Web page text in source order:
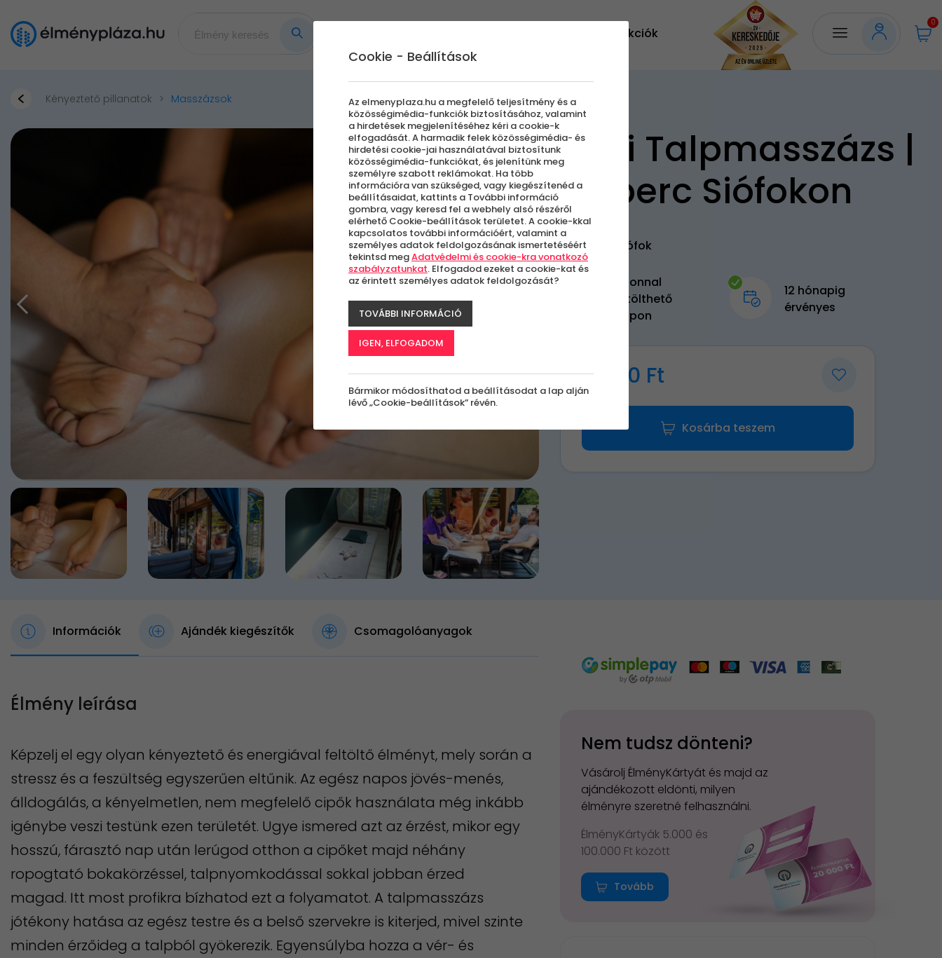
Akciók
0
Kényeztető pillanatok Masszázsok
Thai Talpmasszázs |
30 perc Siófokon
Siófok
Azonnal
letölthető
kupon
12 hónapig
érvényes
9 900 Ft
Kosárba teszem
Információk Ajándék kiegészítők Csomagolóanyagok
Élmény leírása
Képzelj el egy olyan kényeztető és energiával feltöltő élményt, mely során a
stressz és a feszültség egyszerűen eltűnik. Az egész napos jövés-menés,
álldogálás, a kényelmetlen, nem megfelelő cipők használata még inkább
igénybe veszi testünk ezen területét. Ugye ismered azt az érzést, mikor egy
hosszú, fárasztó nap után lerúgod otthon a cipőket majd néhány
ropogtató bokakörzéssel, talpnyomkodással sokkal jobban érzed
magad. Itt most profikra bízhatod ezt a folyamatot. A talpmasszázs
jótékony hatása az egész testre és a belső szervekre is kiterjed, mivel szinte
minden érzőideg a talpból gyökerezik. Egyensúlyba hozza a vér- és
Nem tudsz dönteni?
Vásárolj ÉlményKártyát és majd az
ajándékozott eldönti, milyen
élményre szeretné felhasználni.
ÉlményKártyák 5.000 és
100.000 Ft között
Tovább
Cookie - Beállítások
Az elmenyplaza.hu a megfelelő teljesítmény és a
közösségimédia-funkciók biztosításához, valamint
a hirdetések megjelenítéséhez kéri a cookie-k
elfogadását. A harmadik felek közösségimédia- és
hirdetési cookie-jai használatával biztosítunk
közösségimédia-funkciókat, és jelenítünk meg
személyre szabott reklámokat. Ha több
információra van szükséged, vagy kiegészítenéd a
beállításaidat, kattints a További információ
gombra, vagy keresd fel a webhely alsó részéről
elérhető Cookie-beállítások területet. A cookie-kkal
kapcsolatos további információért, valamint a
személyes adatok feldolgozásának ismertetéséért
tekintsd megAdatvédelmi és cookie-kra vonatkozó
szabályzatunkat. Elfogadod ezeket a cookie-kat és
az érintett személyes adatok feldolgozását?
TOVÁBBI INFORMÁCIÓ
IGEN, ELFOGADOM
Bármikor módosíthatod a beállításodat a lap alján
lévő „Cookie-beállítások” révén.